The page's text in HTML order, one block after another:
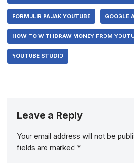
FORMULIR PAJAK YOUTUBE GOOGLE
HOW TO WITHDRAW MONEY FROM
YOUTUBE STUDIO
Leave a Reply
Your email address will not be
fields are marked *